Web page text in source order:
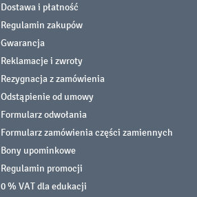
Dostawa i płatność
Regulamin zakupów
Gwarancja
Reklamacje i zwroty
Rezygnacja z zamówienia
Odstąpienie od umowy
Formularz odwołania
Formularz zamówienia części zamiennych
Bony upominkowe
Regulamin promocji
0 % VAT dla edukacji